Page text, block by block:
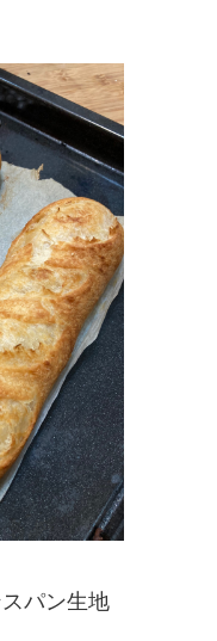
パン生地